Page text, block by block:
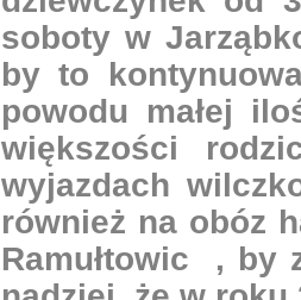
soboty w
by to
powodu małej
większości
wyjazdach
również na obóz
Ramułtowic , by